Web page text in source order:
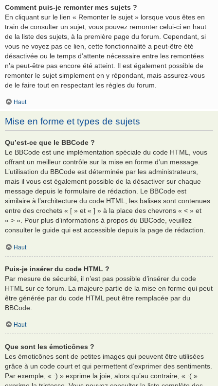
Comment puis-je remonter mes sujets ?
En cliquant sur le lien « Remonter le sujet » lorsque vous êtes en
train de consulter un sujet, vous pouvez remonter celui-ci en haut
de la liste des sujets, à la première page du forum. Cependant, si
vous ne voyez pas ce lien, cette fonctionnalité a peut-être été
désactivée ou le temps d’attente nécessaire entre les remontées
n’a peut-être pas encore été atteint. Il est également possible de
remonter le sujet simplement en y répondant, mais assurez-vous
de le faire tout en respectant les règles du forum.
Haut
Mise en forme et types de sujets
Qu’est-ce que le BBCode ?
Le BBCode est une implémentation spéciale du code HTML, vous
offrant un meilleur contrôle sur la mise en forme d’un message.
L’utilisation du BBCode est déterminée par les administrateurs,
mais il vous est également possible de la désactiver sur chaque
message depuis le formulaire de rédaction. Le BBCode est
similaire à l’architecture du code HTML, les balises sont contenues
entre des crochets « [ » et « ] » à la place des chevrons « < » et
« > ». Pour plus d’informations à propos du BBCode, veuillez
consulter le guide qui est accessible depuis la page de rédaction.
Haut
Puis-je insérer du code HTML ?
Par mesure de sécurité, il n’est pas possible d’insérer du code
HTML sur ce forum. La majeure partie de la mise en forme qui peut
être générée par du code HTML peut être remplacée par du
BBCode.
Haut
Que sont les émoticônes ?
Les émoticônes sont de petites images qui peuvent être utilisées
grâce à un code court et qui permettent d’exprimer des sentiments.
Par exemple, « :) » exprime la joie, alors qu’au contraire, « :( »